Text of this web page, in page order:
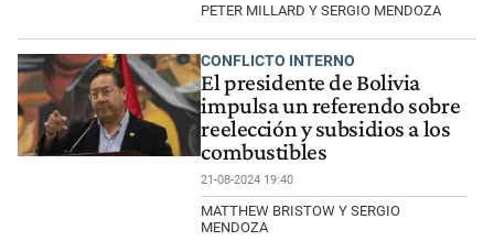
PETER MILLARD Y SERGIO MENDOZA
CONFLICTO INTERNO
El presidente de Bolivia
impulsa un referendo sobre
reelección y subsidios a los
combustibles
21-08-2024 19:40
MATTHEW BRISTOW Y SERGIO
MENDOZA